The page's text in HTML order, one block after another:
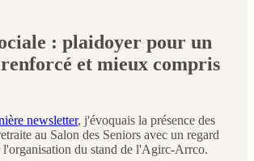
: plaidoyer pour un
et mieux compris
newsletter, j'évoquais la présence des
au Salon des Seniors avec un regard
l'organisation du stand de l'Agirc-Arrco.